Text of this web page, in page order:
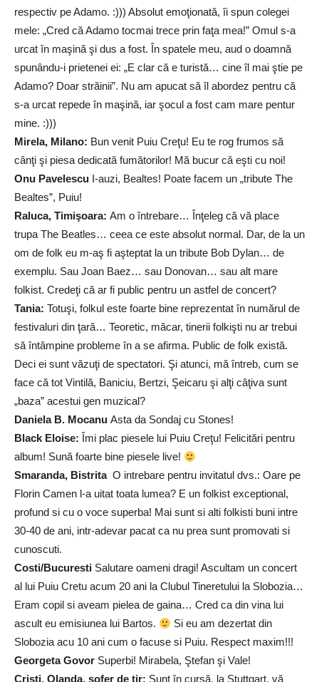
respectiv pe Adamo. :))) Absolut emoţionată, îi spun colegei
mele: „Cred că Adamo tocmai trece prin faţa mea!” Omul s-a
urcat în maşină şi dus a fost. În spatele meu, aud o doamnă
spunându-i prietenei ei: „E clar că e turistă… cine îl mai ştie pe
Adamo? Doar străinii”. Nu am apucat să îl abordez pentru că
s-a urcat repede în maşină, iar şocul a fost cam mare pentur
mine. :)))
Mirela, Milano: Bun venit Puiu Creţu! Eu te rog frumos să
cânţi şi piesa dedicată fumătorilor! Mă bucur că eşti cu noi!
Onu Pavelescu I-auzi, Bealtes! Poate facem un „tribute The
Bealtes”, Puiu!
Raluca, Timişoara: Am o întrebare… Înţeleg că vă place
trupa The Beatles… ceea ce este absolut normal. Dar, de la un
om de folk eu m-aş fi aşteptat la un tribute Bob Dylan… de
exemplu. Sau Joan Baez… sau Donovan… sau alt mare
folkist. Credeţi că ar fi public pentru un astfel de concert?
Tania: Totuşi, folkul este foarte bine reprezentat în numărul de
festivaluri din ţară… Teoretic, măcar, tinerii folkişti nu ar trebui
să întâmpine probleme în a se afirma. Public de folk există.
Deci ei sunt văzuţi de spectatori. Şi atunci, mă întreb, cum se
face că tot Vintilă, Baniciu, Bertzi, Şeicaru şi alţi câţiva sunt
„baza” acestui gen muzical?
Daniela B. Mocanu Asta da Sondaj cu Stones!
Black Eloise: Îmi plac piesele lui Puiu Creţu! Felicitări pentru
album! Sună foarte bine piesele live!
Smaranda, Bistrita O intrebare pentru invitatul dvs.: Oare pe
Florin Camen l-a uitat toata lumea? E un folkist exceptional,
profund si cu o voce superba! Mai sunt si alti folkisti buni intre
30-40 de ani, intr-adevar pacat ca nu prea sunt promovati si
cunoscuti.
Costi/Bucuresti Salutare oameni dragi! Ascultam un concert
al lui Puiu Cretu acum 20 ani la Clubul Tineretului la Slobozia…
Eram copil si aveam pielea de gaina… Cred ca din vina lui
ascult eu emisiunea lui Bartos.
Si eu am dezertat din
Slobozia acu 10 ani cum o facuse si Puiu. Respect maxim!!!
Georgeta Govor Superbi! Mirabela, Ştefan şi Vale!
Cristi, Olanda, şofer de tir: Sunt în cursă, la Stuttgart, vă